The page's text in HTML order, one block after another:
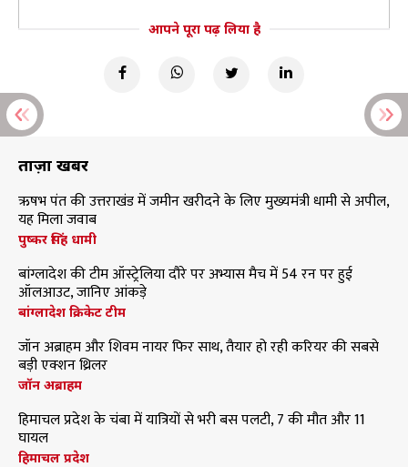
आपने पूरा पढ़ लिया है
ताज़ा खबरें
ऋषभ पंत की उत्तराखंड में जमीन खरीदने के लिए मुख्यमंत्री धामी से अपील,
यह मिला जवाब
पुष्कर सिंह धामी
बांग्लादेश की टीम ऑस्ट्रेलिया दौरे पर अभ्यास मैच में 54 रन पर हुई
ऑलआउट, जानिए आंकड़े
बांग्लादेश क्रिकेट टीम
जॉन अब्राहम और शिवम नायर फिर साथ, तैयार हो रही करियर की सबसे
बड़ी एक्शन थ्रिलर
जॉन अब्राहम
हिमाचल प्रदेश के चंबा में यात्रियों से भरी बस पलटी, 7 की मौत और 11
घायल
हिमाचल प्रदेश